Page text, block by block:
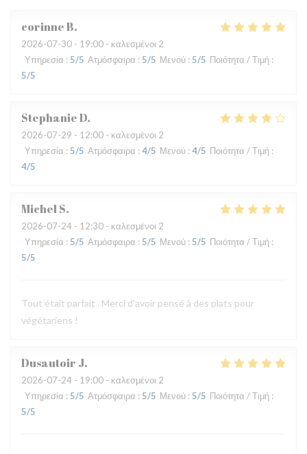
corinneB
2026-07-30 - 19:00 - καλεσμένοι 2
Υπηρεσία : 5/5 Ατμόσφαιρα : 5/5 Μενού : 5/5 Ποιότητα / Τιμή :
5/5
StephanieD
2026-07-29 - 12:00 - καλεσμένοι 2
Υπηρεσία : 5/5 Ατμόσφαιρα : 4/5 Μενού : 4/5 Ποιότητα / Τιμή :
4/5
MichelS
2026-07-24 - 12:30 - καλεσμένοι 2
Υπηρεσία : 5/5 Ατμόσφαιρα : 5/5 Μενού : 5/5 Ποιότητα / Τιμή :
5/5
Tout était parfait . Merci d’avoir pensé à des plats pour
végétariens !
Dusautoir J
2026-07-24 - 19:00 - καλεσμένοι 2
Υπηρεσία : 5/5 Ατμόσφαιρα : 5/5 Μενού : 5/5 Ποιότητα / Τιμή :
5/5